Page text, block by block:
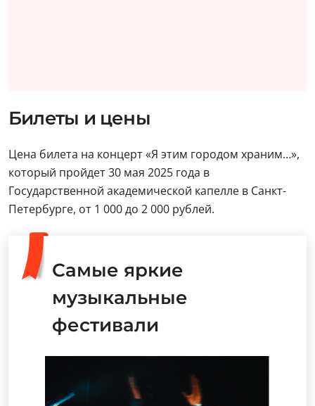
Билеты и цены
Цена билета на концерт «Я этим городом храним…»,
который пройдет 30 мая 2025 года в
Государственной академической капелле в Санкт-
Петербурге, от 1 000 до 2 000 рублей.
Самые яркие
музыкальные
фестивали